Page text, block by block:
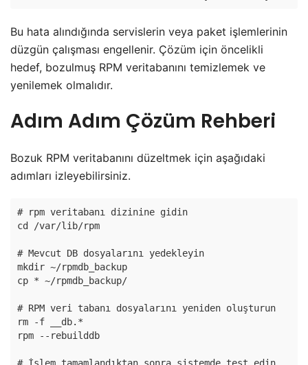
Bu hata alındığında servislerin veya paket işlemlerinin
düzgün çalışması engellenir. Çözüm için öncelikli
hedef, bozulmuş RPM veritabanını temizlemek ve
yenilemek olmalıdır.
Adım Adım Çözüm Rehberi
Bozuk RPM veritabanını düzeltmek için aşağıdaki
adımları izleyebilirsiniz.
# rpm veritabanı dizinine gidin
cd /var/lib/rpm
# Mevcut DB dosyalarını yedekleyin
mkdir ~/rpmdb_backup
cp * ~/rpmdb_backup/
# RPM veri tabanı dosyalarını yeniden oluşturun
rm -f __db.*
rpm --rebuilddb